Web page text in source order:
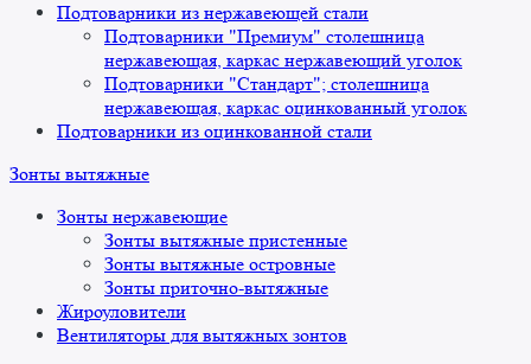
Подтоварники из нержавеющей стали
Подтоварники "Премиум" столешница
нержавеющая, каркас нержавеющий уголок
Подтоварники "Стандарт"; столешница
нержавеющая, каркас оцинкованный уголок
Подтоварники из оцинкованной стали
Зонты вытяжные
Зонты нержавеющие
Зонты вытяжные пристенные
Зонты вытяжные островные
Зонты приточно-вытяжные
Жироуловители
Вентиляторы для вытяжных зонтов